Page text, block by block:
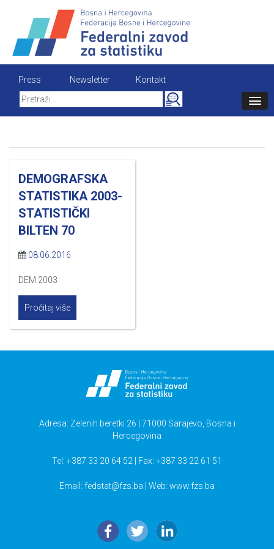
content
Press Newsletter
Kontakt
Search
for:
DEMOGRAFSKA
STATISTIKA 2003-
STATISTIČKI
BILTEN 70
08.06.2016
DEM 2003
Pročitaj više
Adresa: Zelenih beretki 26 | 71000 Sarajevo, Bosna i
Hercegovina
Tel: +387 33 20 64 52 | Fax: +387 33 22 61 51
Email: fedstat@fzs.ba | Web: www.fzs.ba